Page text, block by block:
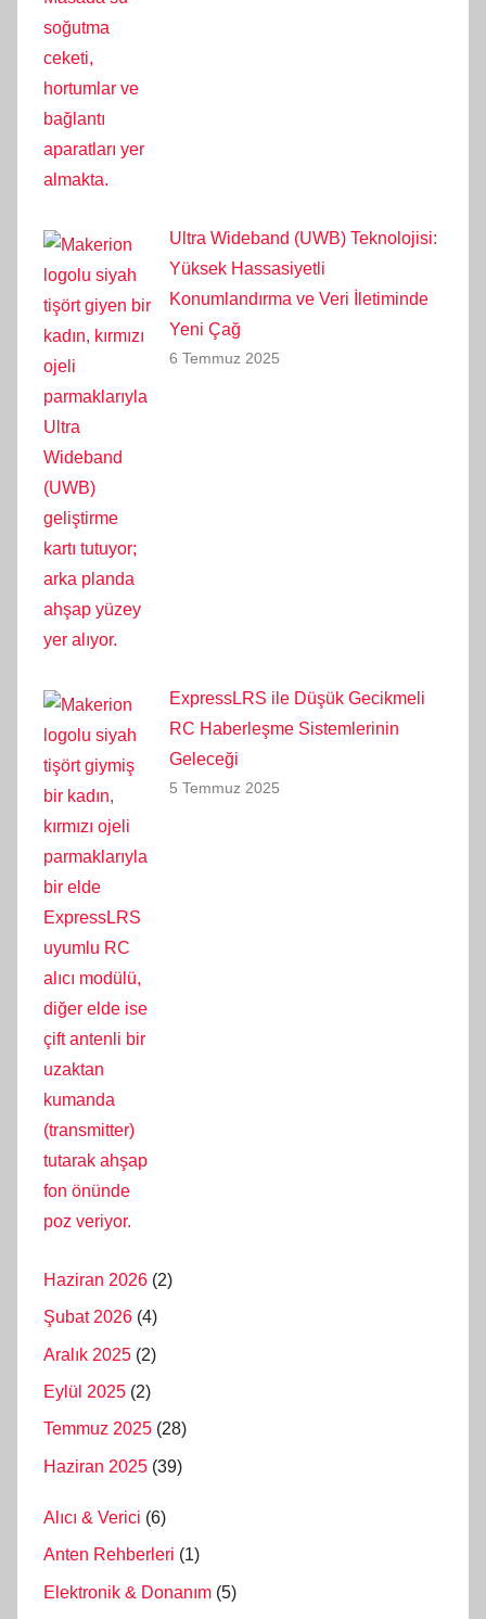
Ultra Wideband (UWB) Teknolojisi:
Yüksek Hassasiyetli
Konumlandırma ve Veri İletiminde
Yeni Çağ
6 Temmuz 2025
ExpressLRS ile Düşük Gecikmeli
RC Haberleşme Sistemlerinin
Geleceği
5 Temmuz 2025
Haziran 2026 (2)
Şubat 2026 (4)
Aralık 2025 (2)
Eylül 2025 (2)
Temmuz 2025 (28)
Haziran 2025 (39)
Alıcı & Verici (6)
Anten Rehberleri (1)
Elektronik & Donanım (5)